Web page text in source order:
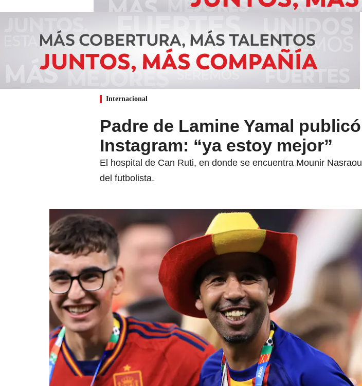
Internacional
Padre de Lamine Yamal
Instagram: “ya estoy mejor”
El hospital de Can Ruti, en donde se encuentra Mounir
del futbolista.